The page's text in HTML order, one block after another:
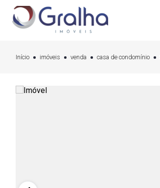
Início imóveis venda casa de condomínio